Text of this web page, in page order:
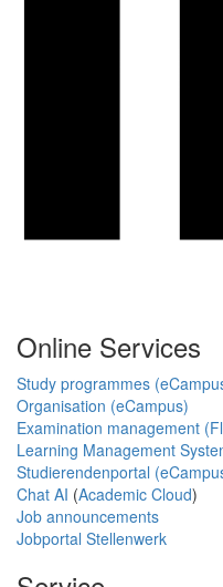
Online Services
Study programmes
Organisation (eCampus)
Examination management
Learning Management
Studierendenportal
Chat AI (Academic Cloud)
Job announcements
Jobportal Stellenwerk